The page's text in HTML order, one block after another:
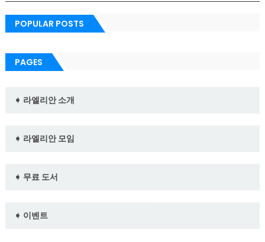
POPULAR POSTS
PAGES
➧ 라엘리안 소개
➧ 라엘리안 모임
➧ 무료 도서
➧ 이벤트